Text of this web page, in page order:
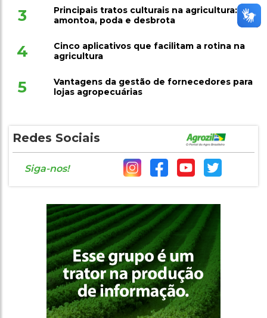
3
Principais tratos culturais na agricultura:
amontoa, poda e desbrota
4
Cinco aplicativos que facilitam a rotina na
agricultura
5
Vantagens da gestão de fornecedores para
lojas agropecuárias
Redes Sociais
Siga-nos!